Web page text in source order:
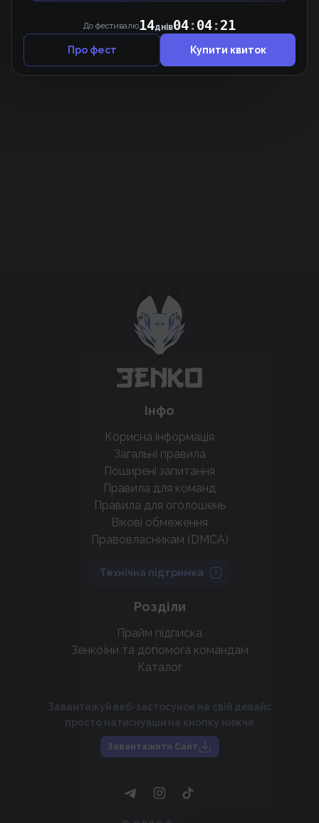
крутих нововведень
Підтримати проєкт
Інфо
Корисна інформація
Загальні правила
Поширені запитання
Правила для команд
Правила для оголошень
Вікові обмеження
Правовласникам (DMCA)
Технічна підтримка
Розділи
Прайм підписка
Зенкоїни та допомога командам
Каталог
Завантажуй веб-застосунок на свій девайс
просто натиснувши на кнопку нижче
Завантажити Сайт
До фестивалю14днів04:04:21
Про фест Купити квиток